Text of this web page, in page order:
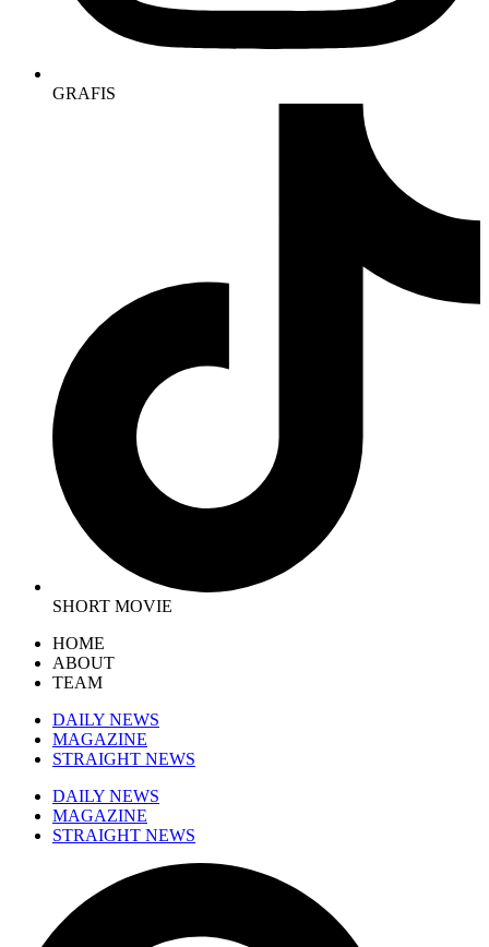
GRAFIS
SHORT MOVIE
HOME
ABOUT
TEAM
DAILY NEWS
MAGAZINE
STRAIGHT NEWS
DAILY NEWS
MAGAZINE
STRAIGHT NEWS